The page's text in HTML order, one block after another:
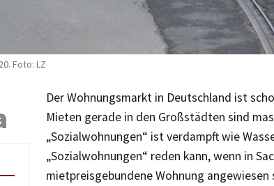
Foto: LZ
Der Wohnungsmarkt in Deutschland ist
Mieten gerade in den Großstädten sind
„Sozialwohnungen“ ist verdampft wie
„Sozialwohnungen“ reden kann, wenn in
mietpreisgebundene Wohnung